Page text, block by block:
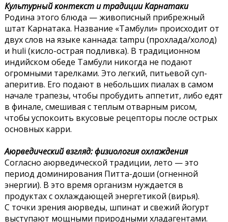
Культурный контекст и традиции Карнатаки
Родина этого блюда — живописный прибрежный
штат Карнатака. Название «Тамбули» происходит от
двух слов на языке каннада: tampu (прохлада/холод)
и huli (кисло-острая подливка). В традиционном
индийском обеде Тамбули никогда не подают
огромными тарелками. Это легкий, питьевой суп-
аперитив. Его подают в небольших пиалах в самом
начале трапезы, чтобы пробудить аппетит, либо едят
в финале, смешивая с теплым отварным рисом,
чтобы успокоить вкусовые рецепторы после острых
основных карри.
Аюрведический взгляд: физиология охлаждения
Согласно аюрведической традиции, лето — это
период доминирования Питта-доши (огненной
энергии). В это время организм нуждается в
продуктах с охлаждающей энергетикой (вирья).
С точки зрения аюрведы, шпинат и свежий йогурт
выступают мощными природными хладагентами.